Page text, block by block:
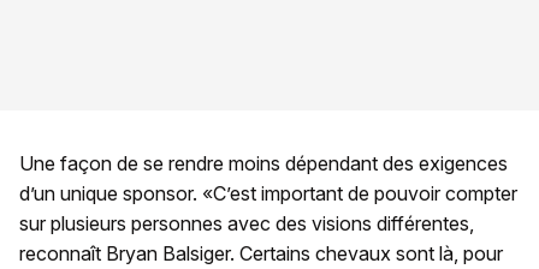
Une façon de se rendre moins dépendant des exigences
d’un unique sponsor. «C’est important de pouvoir compter
sur plusieurs personnes avec des visions différentes,
reconnaît Bryan Balsiger. Certains chevaux sont là, pour